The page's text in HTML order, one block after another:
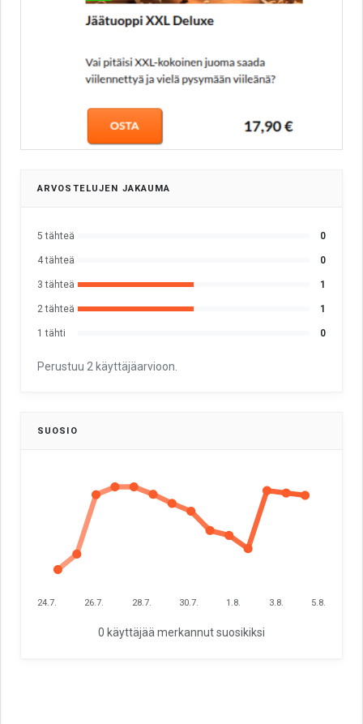
ARVOSTELUJEN JAKAUMA
5 tähteä 0
4 tähteä 0
3 tähteä 1
2 tähteä 1
1 tähti 0
Perustuu 2 käyttäjäarvioon.
SUOSIO
24.7. 26.7. 28.7. 30.7. 1.8. 3.8. 5.8.
0 käyttäjää merkannut suosikiksi